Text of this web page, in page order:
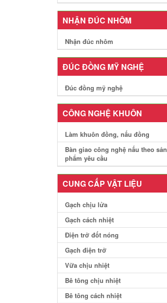
NHẬN ĐÚC NHÔM
Nhận đúc nhôm
ĐÚC ĐỒNG MỸ NGHỆ
Đúc đồng mỹ nghệ
CÔNG NGHỆ KHUÔN
Làm khuôn đồng, nấu đồng
Bàn giao công nghệ nấu theo sản
phẩm yêu cầu
CUNG CẤP VẬT LIỆU
Gạch chịu lửa
Gạch cách nhiệt
Điện trở đốt nóng
Gạch điện trở
Vữa chịu nhiệt
Bê tông chịu nhiệt
Bê tông cách nhiệt